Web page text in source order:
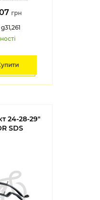
грн
24-28-29"
SDS